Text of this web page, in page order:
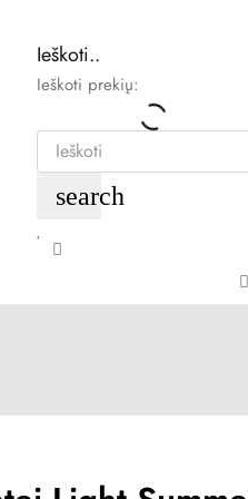
Ieškoti..
Ieškoti prekių:
search